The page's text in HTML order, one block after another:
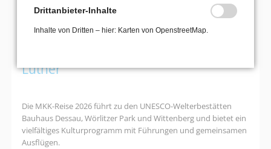
Kultur- und Naturerlebnisreise nach
Luther
Die MKK-Reise 2026 führt zu den UNESCO-Welterbestätten
Bauhaus Dessau, Wörlitzer Park und Wittenberg und bietet ein
vielfältiges Kulturprogramm mit Führungen und gemeinsamen
Ausflügen.
Drittanbieter-Inhalte
Inhalte von Dritten – hier: Karten von OpenstreetMap.